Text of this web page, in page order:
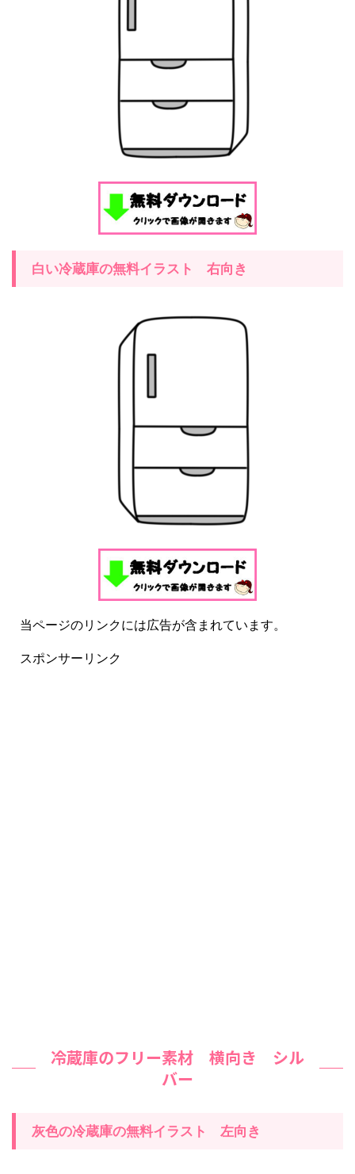
白い冷蔵庫の無料イラスト 右向き
当ページのリンクには広告が含まれています。
スポンサーリンク
冷蔵庫のフリー素材 横向き シル
バー
灰色の冷蔵庫の無料イラスト 左向き